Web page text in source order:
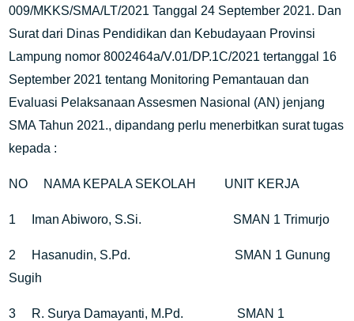
009/MKKS/SMA/LT/2021 Tanggal 24 September 2021. Dan
Surat dari Dinas Pendidikan dan Kebudayaan Provinsi
Lampung nomor 8002464a/V.01/DP.1C/2021 tertanggal 16
September 2021 tentang Monitoring Pemantauan dan
Evaluasi Pelaksanaan Assesmen Nasional (AN) jenjang
SMA Tahun 2021., dipandang perlu menerbitkan surat tugas
kepada :
NO NAMA KEPALA SEKOLAH UNIT KERJA
1 Iman Abiworo, S.Si. SMAN 1 Trimurjo
2 Hasanudin, S.Pd.
SMAN 1 Gunung
Sugih
3 R. Surya Damayanti, M.Pd.
SMAN 1